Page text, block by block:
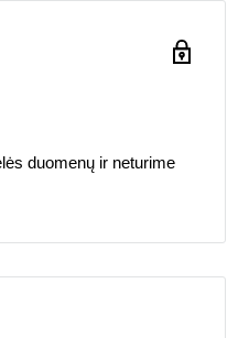
duomenų ir neturime